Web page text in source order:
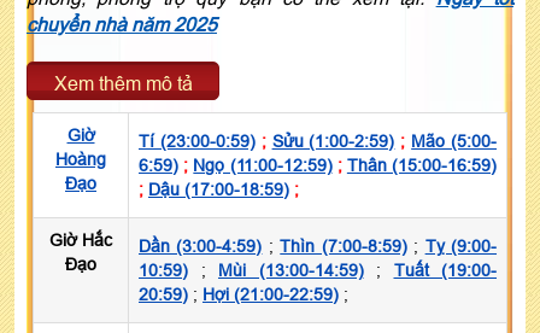
chuyển nhà năm 2025
Xem thêm mô tả
Giờ
Hoàng
Đạo
Tí (23:00-0:59); Sửu (1:00-2:59) ; Mão (5:00-
6:59) ; Ngọ (11:00-12:59); Thân (15:00-16:59)
; Dậu (17:00-18:59) ;
Giờ Hắc
Đạo
Dần (3:00-4:59) ;Thìn (7:00-8:59); Tỵ (9:00-
10:59) ; Mùi (13:00-14:59); Tuất (19:00-
20:59) ; Hợi (21:00-22:59) ;